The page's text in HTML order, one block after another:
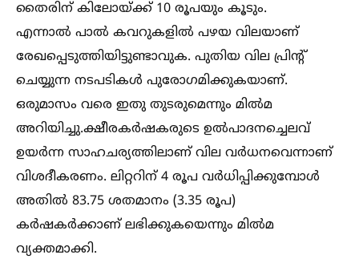
തൈരിന് കിലോയ്ക്ക് 10 രൂപയും കൂടും.
എന്നാല്‍ പാല്‍ കവറുകളില്‍ പഴയ വിലയാണ്
രേഖപ്പെടുത്തിയിട്ടുണ്ടാവുക. പുതിയ വില പ്രിന്റ്
ചെയ്യുന്ന നടപടികള്‍ പുരോഗമിക്കുകയാണ്.
ഒരുമാസം വരെ ഇതു തുടരുമെന്നും മില്‍മ
അറിയിച്ചു.ക്ഷീരകർഷകരുടെ ഉല്‍പാദനച്ചെലവ്
ഉയർന്ന സാഹചര്യത്തിലാണ് വില വർധനവെന്നാണ്
വിശദീകരണം. ലിറ്ററിന് 4 രൂപ വർധിപ്പിക്കുമ്പോള്‍
അതില്‍ 83.75 ശതമാനം (3.35 രൂപ)
കർഷകർക്കാണ് ലഭിക്കുകയെന്നും മില്‍മ
വ്യക്തമാക്കി.